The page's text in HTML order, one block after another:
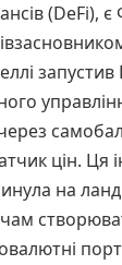
(DeFi),
запустив
цін. Ця
на